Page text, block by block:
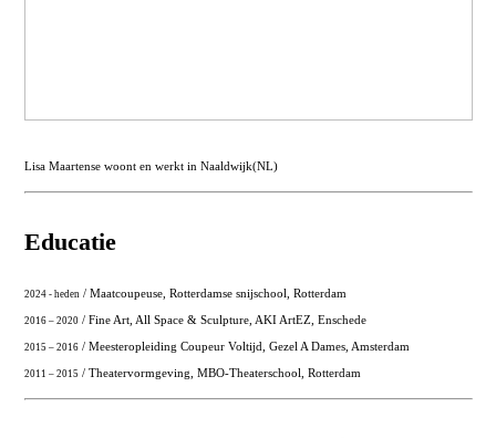
Lisa Maartense woont en werkt in Naaldwijk(NL)
Educatie
2024 - heden / Maatcoupeuse, Rotterdamse snijschool, Rotterdam
2016 – 2020/ Fine Art, All Space & Sculpture, AKI ArtEZ, Enschede
2015 – 2016/ Meesteropleiding Coupeur Voltijd, Gezel A Dames, Amsterdam
2011 – 2015 / Theatervormgeving, MBO-Theaterschool, Rotterdam